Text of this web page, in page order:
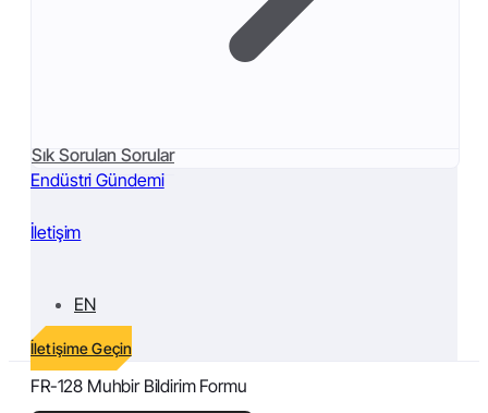
Sık Sorulan Sorular
Endüstri Gündemi
İletişim
EN
İletişime Geçin
FR-128 Muhbir Bildirim Formu